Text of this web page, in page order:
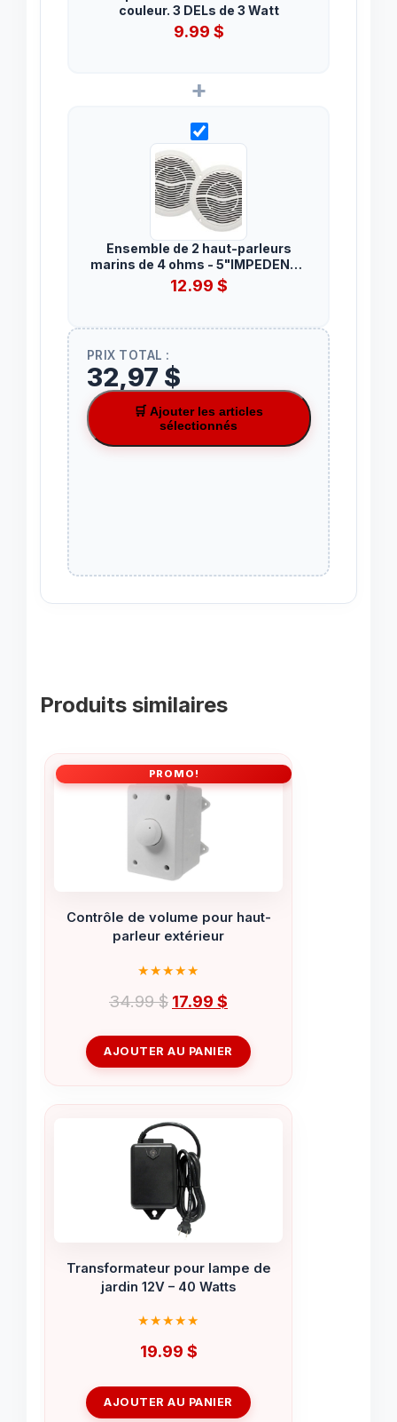
couleur. 3 DELs de 3 Watt
9.99 $
+
Ensemble de 2 haut-parleurs
marins de 4 ohms - 5"IMPEDENCE
4 OHMS
12.99 $
PRIX TOTAL :
32,97 $
🛒 Ajouter les articles
sélectionnés
Produits similaires
PROMO!
Contrôle de volume pour haut-
parleur extérieur
34.99$ Le
initial
34.99 $.
17.99 $
actuel
17.99 $.
AJOUTER AU PANIER
Transformateur pour lampe de
jardin 12V – 40 Watts
19.99 $
AJOUTER AU PANIER